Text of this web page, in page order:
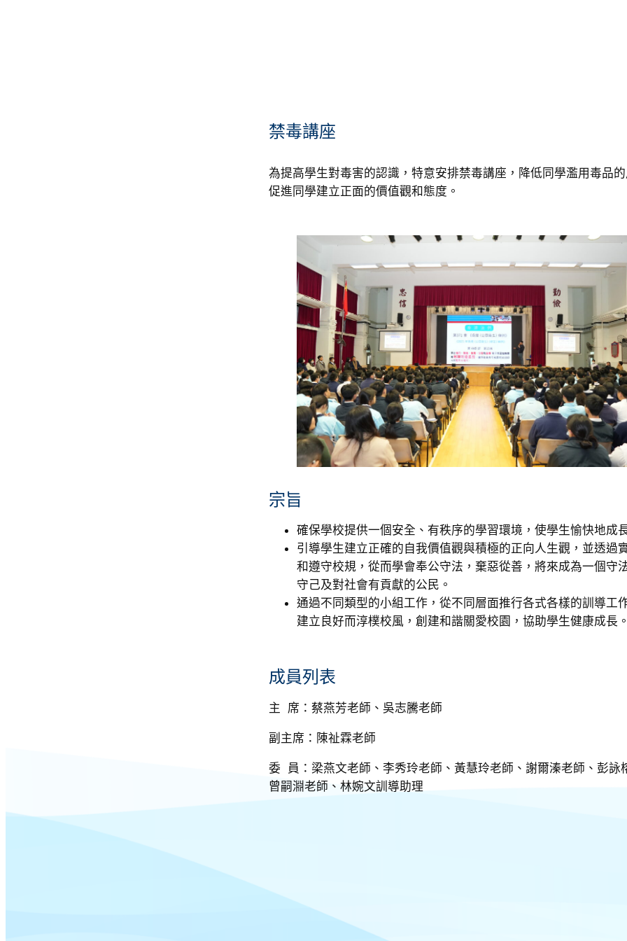
禁毒講座
為提高學生對毒害的認識，特意安排禁毒講座，降低同學濫用毒品
促進同學建立正面的價值觀和態度。
宗旨
確保學校提供一個安全、有秩序的學習環境，使學生愉快地成
引導學生建立正確的自我價值觀與積極的正向人生觀，並透過
和遵守校規，從而學會奉公守法，棄惡從善，將來成為一個守
守己及對社會有貢獻的公民。
通過不同類型的小組工作，從不同層面推行各式各樣的訓導工
建立良好而淳樸校風，創建和諧關愛校園，協助學生健康成長
成員列表
主 席：蔡燕芳老師、吳志騰老師
副主席：陳祉霖老師
委 員：梁燕文老師、李秀玲老師、黃慧玲老師、謝爾溱老師、彭詠
曾嗣淵老師、林婉文訓導助理